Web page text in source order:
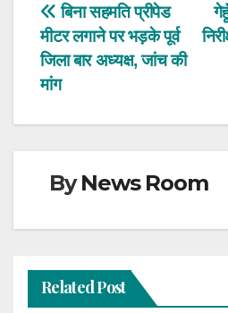
Post
navigation
बिना सहमति प्रीपेड
मीटर लगाने पर भड़के पूर्व
जिला बार अध्यक्ष, जांच की
मांग
ByNews Room
Related Post